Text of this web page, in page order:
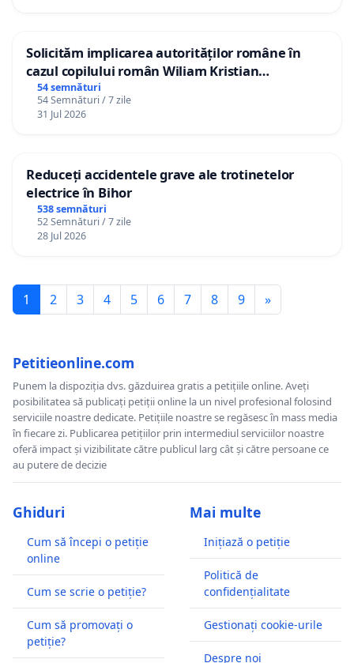
Solicităm implicarea autorităților române în
cazul copilului român Wiliam Kristian
Gheorghe, aflat în plasament în Danemarca de
12 ani
54 semnături
54 Semnături / 7 zile
31 Jul 2026
Reduceți accidentele grave ale trotinetelor
electrice în Bihor
538 semnături
52 Semnături / 7 zile
28 Jul 2026
1 2 3 4 5 6 7 8 9 »
Petitieonline.com
Punem la dispoziția dvs. găzduirea gratis a petițiile online. Aveți
posibilitatea să publicați petiții online la un nivel profesional folosind
serviciile noastre dedicate. Petițiile noastre se regăsesc în mass media
în fiecare zi. Publicarea petițiilor prin intermediul serviciilor noastre
oferă impact și vizibilitate către publicul larg cât și către persoane ce
au putere de decizie
Ghiduri
Cum să începi o petiție
online
Cum se scrie o petiție?
Cum să promovați o
petiție?
Mai multe
Inițiază o petiție
Politică de
confidențialitate
Gestionați cookie-urile
Despre noi